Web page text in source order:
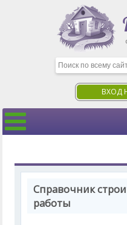
ВХОД
Справочник
работы